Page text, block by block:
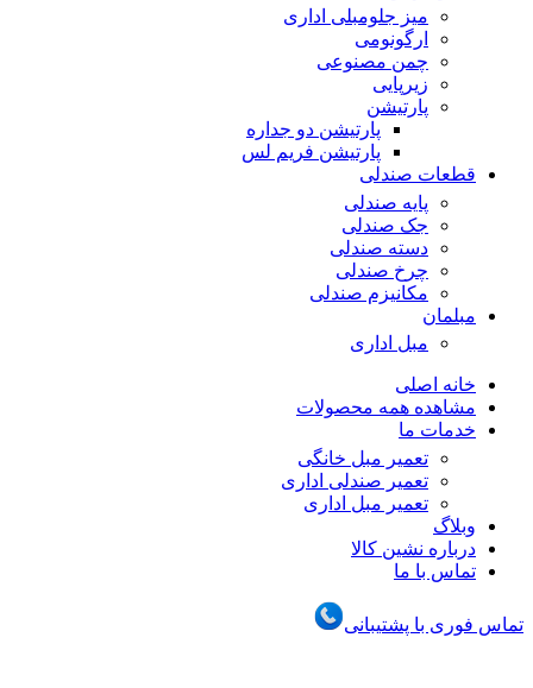
میز جلومبلی اداری
ارگونومی
چمن مصنوعی
زیرپایی
پارتیشن
پارتیشن دو جداره
پارتیشن فریم لس
قطعات صندلی
پایه صندلی
جک صندلی
دسته صندلی
چرخ صندلی
مکانیزم صندلی
مبلمان
مبل اداری
خانه اصلی
مشاهده همه محصولات
خدمات ما
تعمیر مبل خانگی
تعمیر صندلی اداری
تعمیر مبل اداری
وبلاگ
درباره نشین کالا
تماس با ما
تماس فوری با پشتیبانی